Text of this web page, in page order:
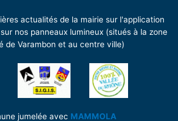
actualités de la mairie sur l'application
nos panneaux lumineux (situés à la zone
de Varambon et au centre ville)
jumelée avec MAMMOLA